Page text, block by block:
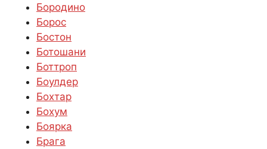
Бородино
Борос
Бостон
Ботошани
Боттроп
Боулдер
Бохтар
Бохум
Боярка
Брага